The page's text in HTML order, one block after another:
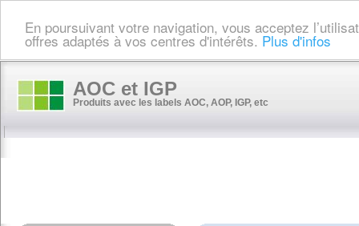
En poursuivant votre navigation, vous acceptez
offres adaptés à vos centres d'intérêts. Plus d'infos
AOC et IGP
Produits avec les labels AOC, AOP, IGP, etc